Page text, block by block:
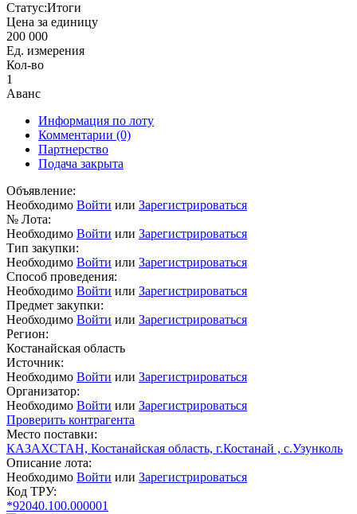
Статус:Итоги
Цена за единицу
200 000
Ед. измерения
Кол-во
1
Аванс
Информация по лоту
Комментарии (0)
Партнерство
Подача закрыта
Объявление:
Необходимо Войти или Зарегистрироваться
№ Лота:
Необходимо Войти или Зарегистрироваться
Тип закупки:
Необходимо Войти или Зарегистрироваться
Способ проведения:
Необходимо Войти или Зарегистрироваться
Предмет закупки:
Необходимо Войти или Зарегистрироваться
Регион:
Костанайская область
Источник:
Необходимо Войти или Зарегистрироваться
Организатор:
Необходимо Войти или Зарегистрироваться
Проверить контрагента
Место поставки:
КАЗАХСТАН, Костанайская область, г.Костанай , с.Узунколь
Описание лота:
Необходимо Войти или Зарегистрироваться
Код ТРУ:
*92040.100.000001